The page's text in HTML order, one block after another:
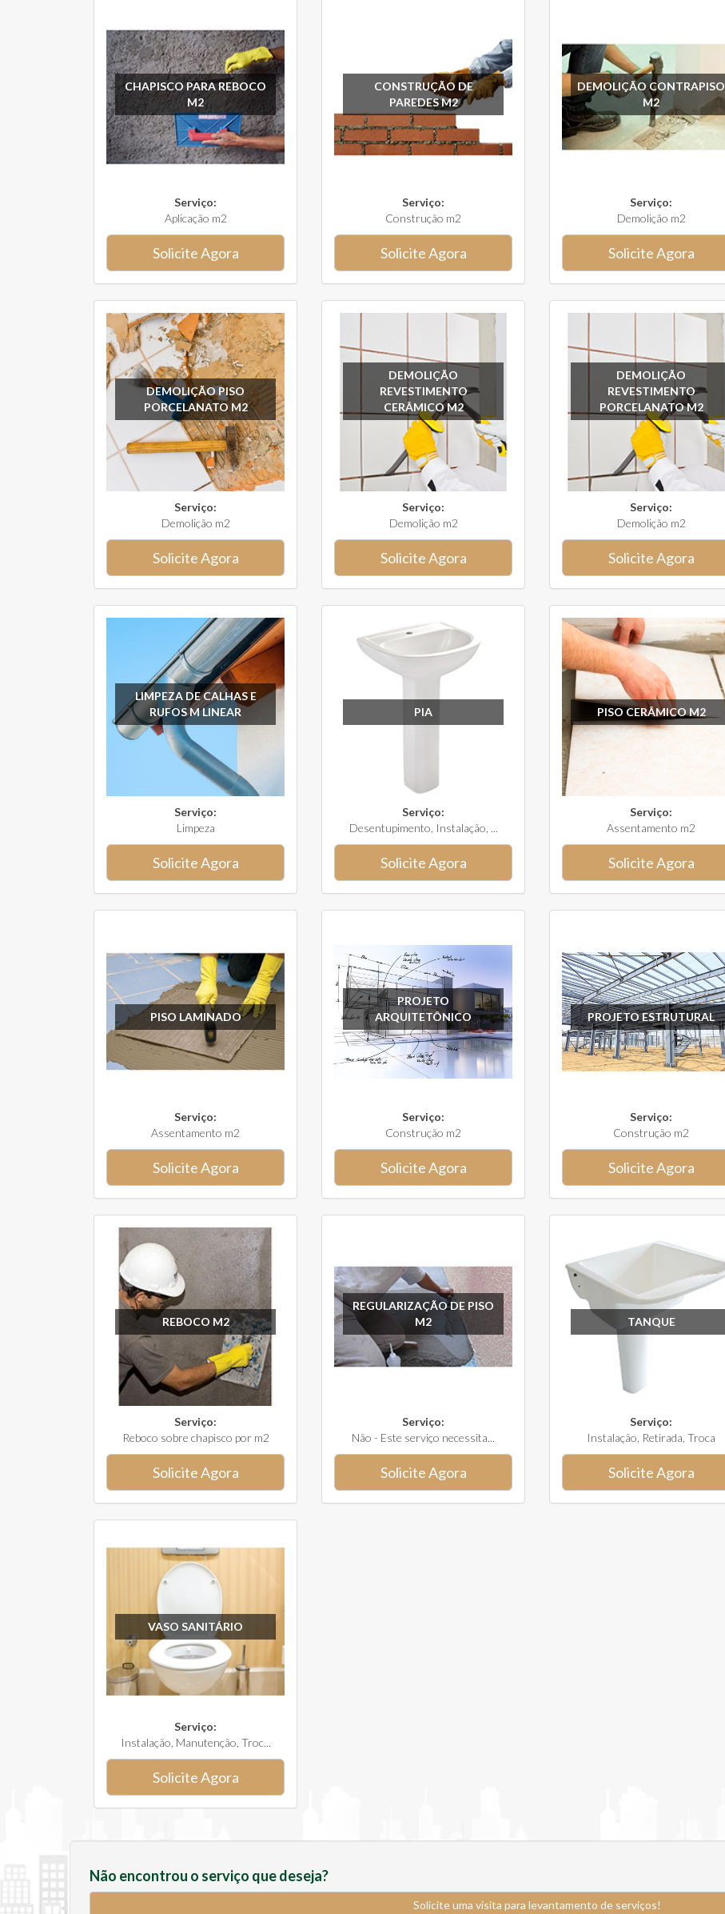
CHAPISCO PARA REBOCO
M2
Serviço:
Aplicação m2
Solicite Agora
CONSTRUÇÃO DE
PAREDES M2
Serviço:
Construção m2
Solicite Agora
DEMOLIÇÃO CONTRAPISO
M2
Serviço:
Demolição m2
Solicite Agora
DEMOLIÇÃO PISO
PORCELANATO M2
Serviço:
Demolição m2
Solicite Agora
DEMOLIÇÃO
REVESTIMENTO
CERÂMICO M2
Serviço:
Demolição m2
Solicite Agora
DEMOLIÇÃO
REVESTIMENTO
PORCELANATO M2
Serviço:
Demolição m2
Solicite Agora
LIMPEZA DE CALHAS E
RUFOS M LINEAR
Serviço:
Limpeza
Solicite Agora
PIA
Serviço:
Desentupimento, Instalação, ...
Solicite Agora
PISO CERÂMICO M2
Serviço:
Assentamento m2
Solicite Agora
PISO LAMINADO
Serviço:
Assentamento m2
Solicite Agora
PROJETO
ARQUITETÔNICO
Serviço:
Construção m2
Solicite Agora
PROJETO ESTRUTURAL
Serviço:
Construção m2
Solicite Agora
REBOCO M2
Serviço:
Reboco sobre chapisco por m2
Solicite Agora
REGULARIZAÇÃO DE PISO
M2
Serviço:
Não - Este serviço necessita...
Solicite Agora
TANQUE
Serviço:
Instalação, Retirada, Troca
Solicite Agora
VASO SANITÁRIO
Serviço:
Instalação, Manutenção, Troc...
Solicite Agora
Não encontrou o serviço que deseja?
Solicite uma visita para levantamento de serviços!